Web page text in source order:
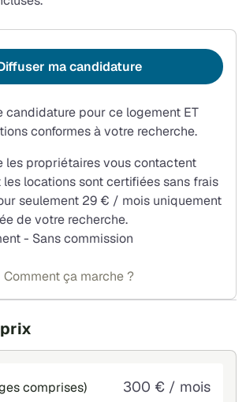
comprises) 300 € / mois
candidature pour ce logement ET
conformes à votre recherche.
les propriétaires vous contactent
locations sont certifiées sans frais
seulement 29 € / mois uniquement
de votre recherche.
- Sans commission
ma candidature
Comment ça marche ?